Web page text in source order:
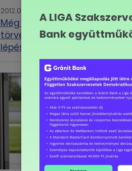
2012.06.30
Még 1 nap az új Munka
törvénykönyve hatályba
lépéséig
A LIGA
Bank